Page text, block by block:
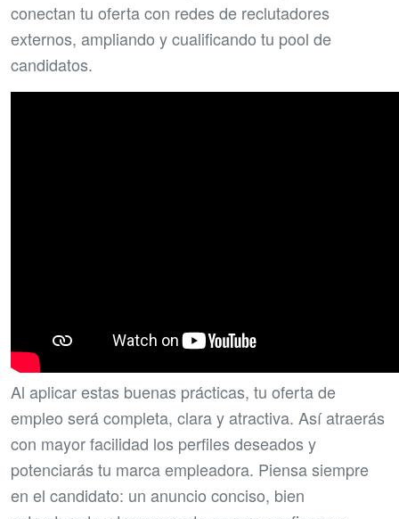
conectan tu oferta con redes de reclutadores
externos, ampliando y cualificando tu pool de
candidatos.
Al aplicar estas buenas prácticas, tu oferta de
empleo será completa, clara y atractiva. Así atraerás
con mayor facilidad los perfiles deseados y
potenciarás tu marca empleadora. Piensa siempre
en el candidato: un anuncio conciso, bien